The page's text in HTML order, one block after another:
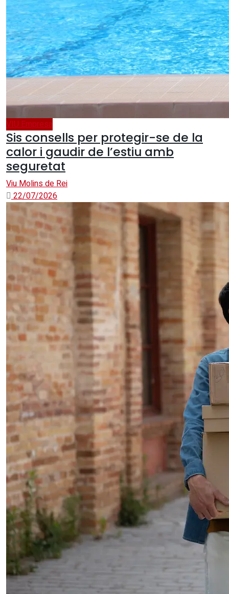
VIU Empresa
Sis consells per protegir-se de la
calor i gaudir de l’estiu amb
seguretat
Viu Molins de Rei
22/07/2026